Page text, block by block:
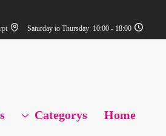
Saturday to Thursday: 10:00 - 18:00
Home
Categorys
تسجيل